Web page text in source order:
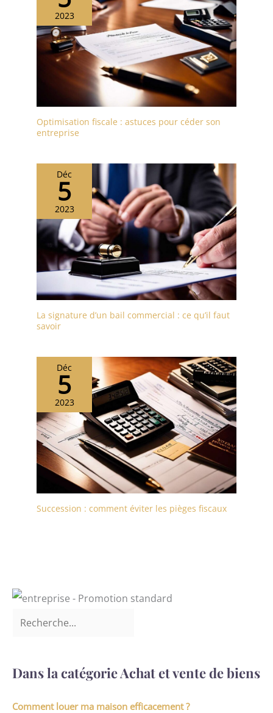
2023
Optimisation fiscale : astuces pour céder son
entreprise
Déc
5
2023
La signature d’un bail commercial : ce qu’il faut
savoir
Déc
5
2023
Succession : comment éviter les pièges fiscaux
Dans la catégorie Achat et vente de biens
Comment louer ma maison efficacement ?